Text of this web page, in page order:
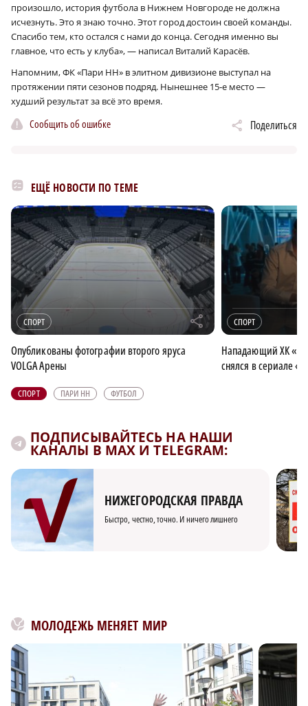
произошло, история футбола в Нижнем Новгороде не должна
исчезнуть. Это я знаю точно. Этот город достоин своей команды.
Спасибо тем, кто остался с нами до конца. Сегодня именно вы
главное, что есть у клуба», — написал Виталий Карасёв.
Напомним, ФК «Пари НН» в элитном дивизионе выступал на
протяжении пяти сезонов подряд. Нынешнее 15‑е место —
худший результат за всё это время.
Сообщить об ошибке Поделиться
ЕЩЁ НОВОСТИ ПО ТЕМЕ
СПОРТ r
Опубликованы фотографии второго яруса
VOLGA Арены
СПОРТ
Нападающий ХК
снялся в сериале
СПОРТ ПАРИ НН ФУТБОЛ
ПОДПИСЫВАЙТЕСЬ НА НАШИ
КАНАЛЫ В MAX И TELEGRAM:
НИЖЕГОРОДСКАЯ ПРАВДА
Быстро, честно, точно. И ничего лишнего
МОЛОДЕЖЬ МЕНЯЕТ МИР